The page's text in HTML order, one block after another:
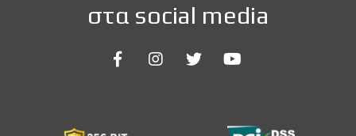
στα social media